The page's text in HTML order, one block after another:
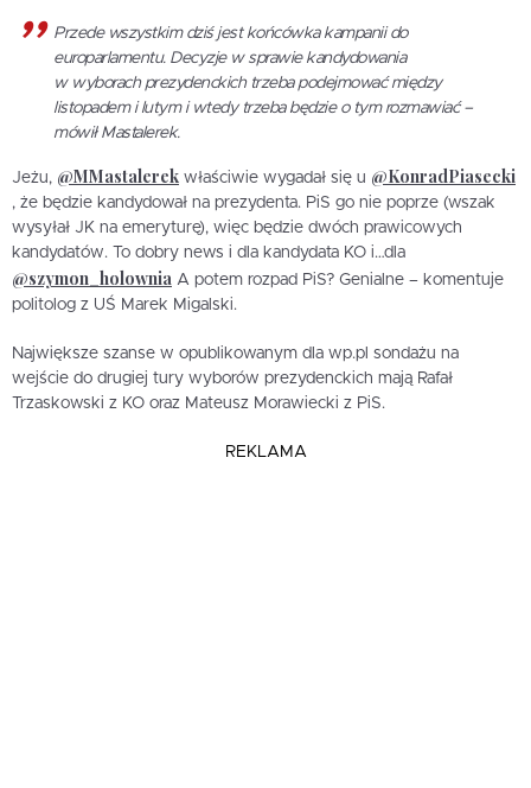
Przede wszystkim dziś jest końcówka kampanii do
europarlamentu. Decyzje w sprawie kandydowania
w wyborach prezydenckich trzeba podejmować między
listopadem i lutym i wtedy trzeba będzie o tym rozmawiać –
mówił Mastalerek.
Jeżu, @MMastalerek właściwie wygadał się u @KonradPiasecki
, że będzie kandydował na prezydenta. PiS go nie poprze (wszak
wysyłał JK na emeryturę), więc będzie dwóch prawicowych
kandydatów. To dobry news i dla kandydata KO i…dla
@szymon_holownia A potem rozpad PiS? Genialne – komentuje
politolog z UŚ Marek Migalski.
Największe szanse w opublikowanym dla wp.pl sondażu na
wejście do drugiej tury wyborów prezydenckich mają Rafał
Trzaskowski z KO oraz Mateusz Morawiecki z PiS.
REKLAMA